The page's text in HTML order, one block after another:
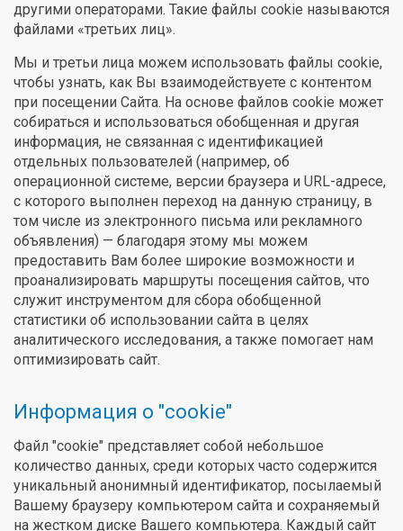
другими операторами. Такие файлы cookie называются
файлами «третьих лиц».
Мы и третьи лица можем использовать файлы cookie,
чтобы узнать, как Вы взаимодействуете с контентом
при посещении Сайта. На основе файлов cookie может
собираться и использоваться обобщенная и другая
информация, не связанная с идентификацией
отдельных пользователей (например, об
операционной системе, версии браузера и URL-адресе,
с которого выполнен переход на данную страницу, в
том числе из электронного письма или рекламного
объявления) — благодаря этому мы можем
предоставить Вам более широкие возможности и
проанализировать маршруты посещения сайтов, что
служит инструментом для сбора обобщенной
статистики об использовании сайта в целях
аналитического исследования, а также помогает нам
оптимизировать сайт.
Информация о "cookie"
Файл "cookie" представляет собой небольшое
количество данных, среди которых часто содержится
уникальный анонимный идентификатор, посылаемый
Вашему браузеру компьютером сайта и сохраняемый
на жестком диске Вашего компьютера. Каждый сайт